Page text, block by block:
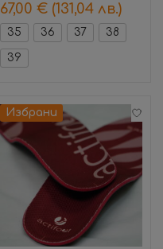
67,00 € (131,04 лв.)
35 36 37 38
39
Избрани